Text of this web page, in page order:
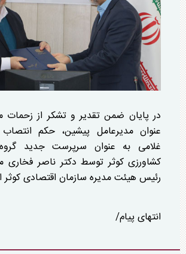
در پایان ضمن تقدیر و تشکر از
عنوان مدیرعامل پیشین، حکم
غلامی به عنوان سرپرست جدید
کشاورزی کوثر توسط دکتر ناصر فخاری
رئیس هیئت مدیره سازمان اقتصادی کوثر
انتهای پیام/